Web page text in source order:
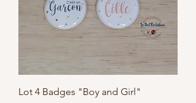
Lot 4 Badges "Boy and Girl"